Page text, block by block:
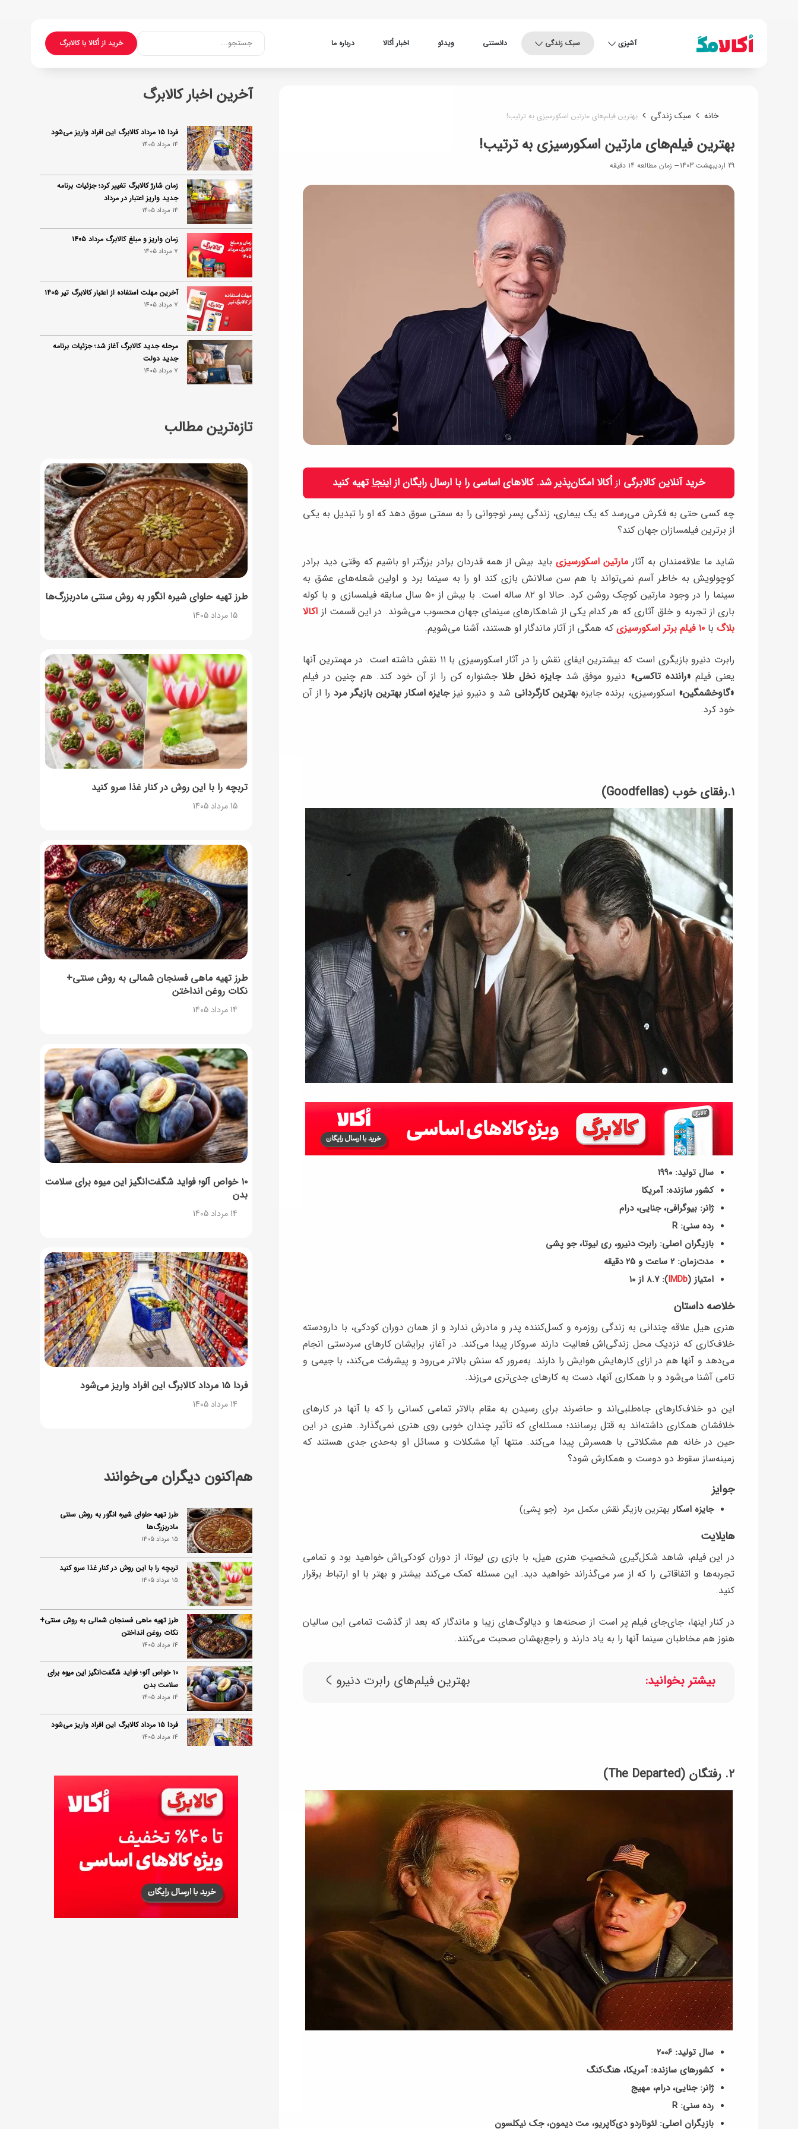
آشپزی سبک زندگی دانستنی ویدئو اخبار اُکالا درباره ما خرید از اُکالا با کالابرگجستجو...
خانه سبک زندگی بهترین فیلم‌های مارتین اسکورسیزی به ترتیب!
بهترین فیلم‌های مارتین اسکورسیزی به ترتیب!
29 اردیبهشت 1403 زمان مطالعه 14 دقیقه
خرید آنلاین کالابرگی ازاُکالا امکان‌پذیر شد. کالاهای اساسی را با ارسال رایگان ازاینجاتهیه کنید
چه کسی حتی به فکرش می‌رسد که یک بیماری، زندگی پسر نوجوانی را به سمتی سوق دهد که او را تبدیل به یکی
از برترین فیلمسازان جهان کند؟
شاید ما علاقه‌مندان به آثارمارتین اسکورسیزی باید بیش از همه قدردان برادر بزرگتر او باشیم که وقتی دید برادر
کوچولویش به خاطر آسم نمی‌تواند با هم سن سالانش بازی کند او را به سینما برد و اولین شعله‌های عشق به
سینما را در وجود مارتین کوچک روشن کرد. حالا او ۸۲ ساله است. با بیش از ۵۰ سال سابقه فیلمسازی و با کوله
باری از تجربه و خلق آثاری که هر کدام یکی از شاهکارهای سینمای جهان محسوب می‌شوند. در این قسمت از اکالا
بلاگ با ۱۰ فیلم برتر اسکورسیزی که همگی از آثار ماندگار او هستند، آشنا می‌شویم.
رابرت دنیرو بازیگری است که بیشترین ایفای نقش را در آثار اسکورسیزی با ۱۱ نقش داشته است. در مهمترین آنها
یعنی فیلم «راننده تاکسی» دنیرو موفق شدجایزه نخل طلا جشنواره کن را از آن خود کند. هم چنین در فیلم
«گاوخشمگین» اسکورسیزی، برنده جایزه بهترین کارگردانی شد و دنیرو نیزجایزه اسکار بهترین بازیگر مرد را از آن
خود کرد.
۱.رفقای خوب (Goodfellas)
سال تولید: ۱۹۹۰
کشور سازنده: آمریکا
ژانر: بیوگرافی، جنایی، درام
رده سنی: R
بازیگران اصلی: رابرت دنیرو، ری لیوتا، جو پشی
مدت‌زمان: ۲ ساعت و ۲۵ دقیقه
امتیاز (IMDb): ۸.۷ از ۱۰
خلاصه داستان
هنری هیل علاقه چندانی به زندگی روزمره و کسل‌کننده پدر و مادرش ندارد و از همان دوران کودکی، با دارودسته
خلاف‌کاری که نزدیک محل زندگی‌اش فعالیت دارند سروکار پیدا می‌کند. در آغاز، برایشان کارهای سردستی انجام
می‌دهد و آنها هم در ازای کارهایش هوایش را دارند. به‌مرور که سنش بالاتر می‌رود و پیشرفت می‌کند، با جیمی و
تامی آشنا می‌شود و با همکاری آنها، دست به کارهای جدی‌تری می‌زند.
این دو خلاف‌کارهای جاه‌طلبی‌اند و حاضرند برای رسیدن به مقام بالاتر تمامی کسانی را که با آنها در کارهای
خلافشان همکاری داشته‌اند به قتل برسانند؛ مسئله‌ای که تأثیر چندان خوبی روی هنری نمی‌گذارد. هنری در این‌
حین در خانه هم مشکلاتی با همسرش پیدا می‌کند. منتها آیا مشکلات و مسائل او به‌حدی جدی هستند که
زمینه‌ساز سقوط دو دوست و همکارش شود؟
جوایز
جایزه اسکار بهترین بازیگر نقش مکمل مرد (جو پشی)
هایلایت
در این فیلم، شاهد شکل‌گیری شخصیتِ هنری هیل، با بازی ری لیوتا، از دوران کودکی‌اش خواهید بود و تمامی
تجربه‌ها و اتفاقاتی را که از سر می‌گذراند خواهید دید. این مسئله کمک می‌کند بیشتر و بهتر با او ارتباط برقرار
کنید.
در کنار اینها، جای‌جای فیلم پر است از صحنه‌ها و دیالوگ‌های زیبا و ماندگار که بعد از گذشت تمامی این سالیان
هنوز هم مخاطبان سینما آنها را به یاد دارند و راجع‌بهشان صحبت می‌کنند.
بیشتر بخوانید: بهترین فیلم‌‎های رابرت دنیرو
۲. رفتگان (The Departed)
سال تولید: ۲۰۰۶
کشورهای سازنده: آمریکا، هنگ‌کنگ
ژانر: جنایی، درام، مهیج
رده سنی: R
بازیگران اصلی: لئوناردو دی‌کاپریو، مت دیمون، جک نیکلسون
آخرین اخبار کالابرگ
فردا ۱۵ مرداد کالابرگ این افراد واریز می‌شود
14 مرداد 1405
زمان شارژ کالابرگ تغییر کرد؛ جزئیات برنامه
جدید واریز اعتبار در مرداد
14 مرداد 1405
زمان واریز و مبلغ کالابرگ مرداد ۱۴۰۵
7 مرداد 1405
آخرین مهلت استفاده از اعتبار کالابرگ تیر ۱۴۰۵
7 مرداد 1405
مرحله جدید کالابرگ آغاز شد؛ جزئیات برنامه
جدید دولت
7 مرداد 1405
تازه‌ترین مطالب
طرز تهیه حلوای شیره انگور به روش سنتی مادربزرگ‌ها
15 مرداد 1405
تربچه را با این روش در کنار غذا سرو کنید
15 مرداد 1405
طرز تهیه ماهی فسنجان شمالی به روش سنتی+
نکات روغن انداختن
14 مرداد 1405
۱۰ خواص آلو؛ فواید شگفت‌انگیز این میوه برای سلامت
بدن
14 مرداد 1405
فردا ۱۵ مرداد کالابرگ این افراد واریز می‌شود
14 مرداد 1405
هم‌اکنون دیگران می‌خوانند
طرز تهیه حلوای شیره انگور به روش سنتی
مادربزرگ‌ها
15 مرداد 1405
تربچه را با این روش در کنار غذا سرو کنید
15 مرداد 1405
طرز تهیه ماهی فسنجان شمالی به روش سنتی+
نکات روغن انداختن
14 مرداد 1405
۱۰ خواص آلو؛ فواید شگفت‌انگیز این میوه برای
سلامت بدن
14 مرداد 1405
فردا ۱۵ مرداد کالابرگ این افراد واریز می‌شود
14 مرداد 1405
زمان شارژ کالابرگ تغییر کرد؛ جزئیات برنامه
جدید واریز اعتبار در مرداد
14 مرداد 1405
توصیه‌های مهم برای دفع انواع حشرات در خانه
14 مرداد 1405
طرز تهیه آلبالو شور خانگی؛ خوش‌رنگ و بدون
کپک
14 مرداد 1405